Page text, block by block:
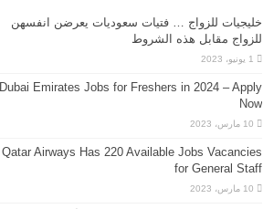
خليجيات للزواج … فتيات سعوديات يعرضن انفسهن
للزواج مقابل هذه الشروط
1 يونيو، 2023
Dubai Emirates Jobs for Freshers in 2024 – Apply
Now
10 مارس، 2023
Qatar Airways Has 220 Available Jobs Vacancies
for General Staff
10 مارس، 2023